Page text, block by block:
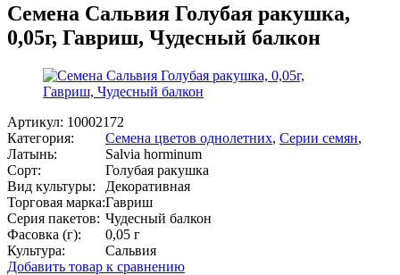
Семена Сальвия Голубая ракушка,
0,05г, Гавриш, Чудесный балкон
Артикул: 10002172
Категория:
Семена цветов однолетних, Серии семян,
Латынь:
Salvia horminum
Сорт:
Голубая ракушка
Вид культуры:
Декоративная
Торговая марка:Гавриш
Серия пакетов: Чудесный балкон
Фасовка (г):
0,05 г
Культура:
Сальвия
Добавить товар к сравнению